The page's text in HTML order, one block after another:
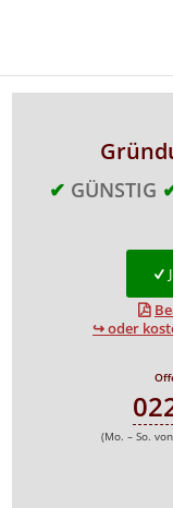
✔ GÜNSTIG
↪ oder
(Mo. – So.